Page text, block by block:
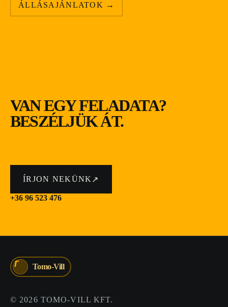
ÁLLÁSAJÁNLATOK →
VAN EGY FELADATA?
BESZÉLJÜK ÁT.
ÍRJON NEKÜNK ↗
+36 96 523 476
T Tomo-Vill
© 2026 TOMO-VILL KFT.